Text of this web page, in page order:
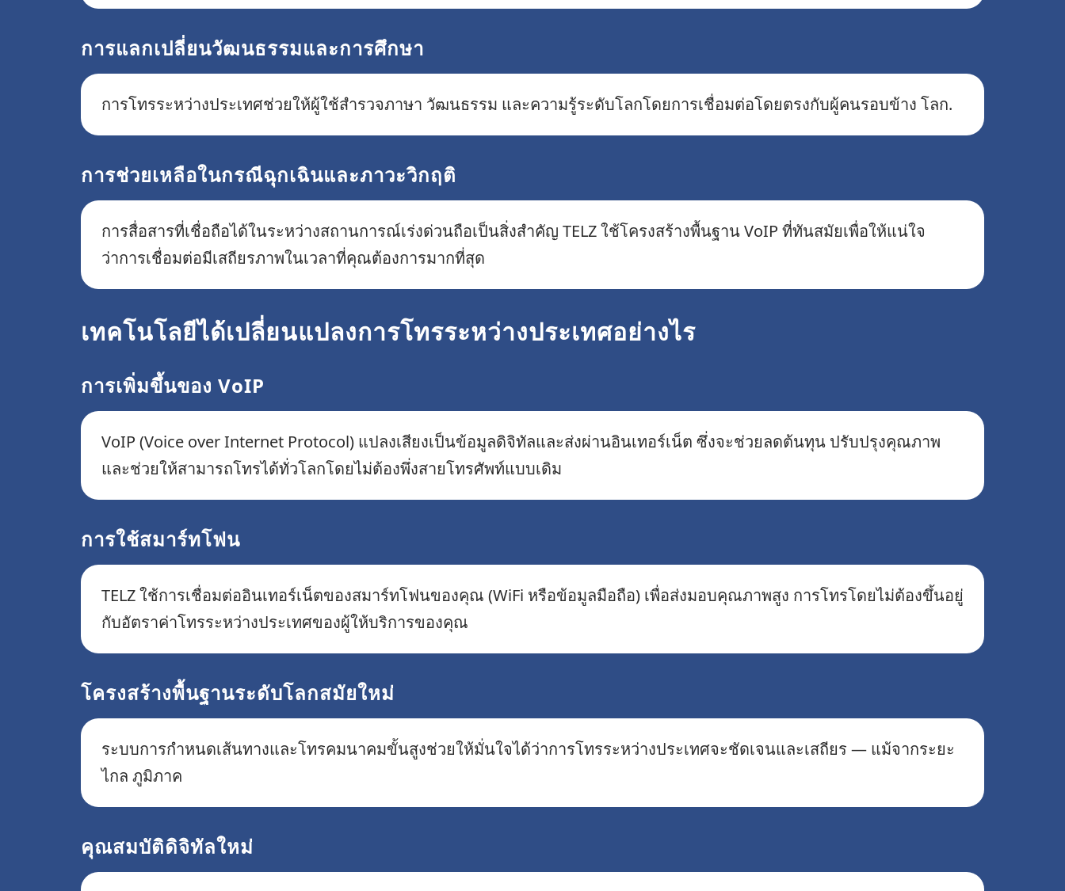
การแลกเปลี่ยนวัฒนธรรมและการศึกษา
การโทรระหว่างประเทศช่วยให้ผู้ใช้สำรวจภาษา วัฒนธรรม และความรู้ระดับโลกโดยการเชื่อมต่อโดยตรงกับผู้คนรอบข้าง โลก.
การช่วยเหลือในกรณีฉุกเฉินและภาวะวิกฤติ
การสื่อสารที่เชื่อถือได้ในระหว่างสถานการณ์เร่งด่วนถือเป็นสิ่งสำคัญ TELZ ใช้โครงสร้างพื้นฐาน VoIP ที่ทันสมัยเพื่อให้แน่ใจ
ว่าการเชื่อมต่อมีเสถียรภาพในเวลาที่คุณต้องการมากที่สุด
เทคโนโลยีได้เปลี่ยนแปลงการโทรระหว่างประเทศอย่างไร
การเพิ่มขึ้นของ VoIP
VoIP (Voice over Internet Protocol) แปลงเสียงเป็นข้อมูลดิจิทัลและส่งผ่านอินเทอร์เน็ต ซึ่งจะช่วยลดต้นทุน ปรับปรุงคุณภาพ
และช่วยให้สามารถโทรได้ทั่วโลกโดยไม่ต้องพึ่งสายโทรศัพท์แบบเดิม
การใช้สมาร์ทโฟน
TELZ ใช้การเชื่อมต่ออินเทอร์เน็ตของสมาร์ทโฟนของคุณ (WiFi หรือข้อมูลมือถือ) เพื่อส่งมอบคุณภาพสูง การโทรโดยไม่ต้องขึ้นอยู่
กับอัตราค่าโทรระหว่างประเทศของผู้ให้บริการของคุณ
โครงสร้างพื้นฐานระดับโลกสมัยใหม่
ระบบการกำหนดเส้นทางและโทรคมนาคมขั้นสูงช่วยให้มั่นใจได้ว่าการโทรระหว่างประเทศจะชัดเจนและเสถียร — แม้จากระยะ
ไกล ภูมิภาค
คุณสมบัติดิจิทัลใหม่